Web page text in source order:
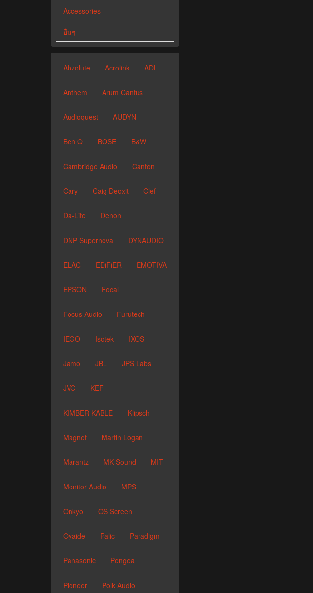
Accessories
อื่นๆ
Abzolute Acrolink ADL
Anthem Arum Cantus
Audioquest AUDYN
Ben Q BOSE B&W
Cambridge Audio Canton
Cary Caig Deoxit Clef
Da-Lite Denon
DNP Supernova DYNAUDIO
ELAC EDiFiER EMOTIVA
EPSON Focal
Focus Audio Furutech
IEGO Isotek IXOS
Jamo JBL JPS Labs
JVC KEF
KIMBER KABLE Klipsch
Magnet Martin Logan
Marantz MK Sound MIT
Monitor Audio MPS
Onkyo OS Screen
Oyaide Palic Paradigm
Panasonic Pengea
Pioneer Polk Audio